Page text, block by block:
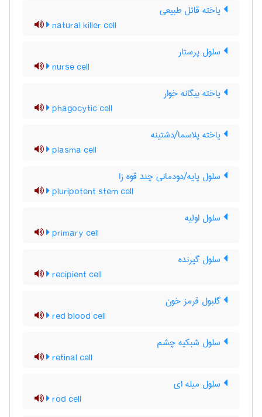
یاخته قاتل طبیعی
natural killer cell
سلول پرستار
nurse cell
یاخته بیگانه خوار
phagocytic cell
یاخته پلاسما/دشتینه
plasma cell
سلول پایه/دودمانی چند قوه زا
pluripotent stem cell
سلول اولیه
primary cell
سلول گیرنده
recipient cell
گلبول قرمز خون
red blood cell
سلول شبکیه چشم
retinal cell
سلول میله ای
rod cell